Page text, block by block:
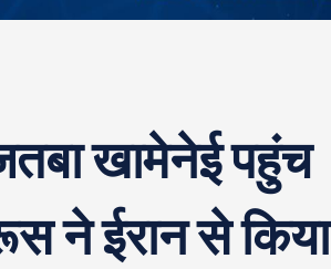
खामेनेई पहुंच
ने ईरान से किया